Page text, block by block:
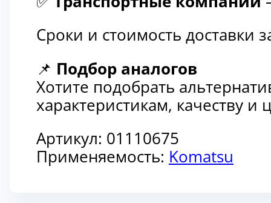
Сроки и стоимость доставки
📌 Подбор аналогов
Хотите подобрать
характеристикам, качеству
Артикул: 01110675
Применяемость: Komatsu